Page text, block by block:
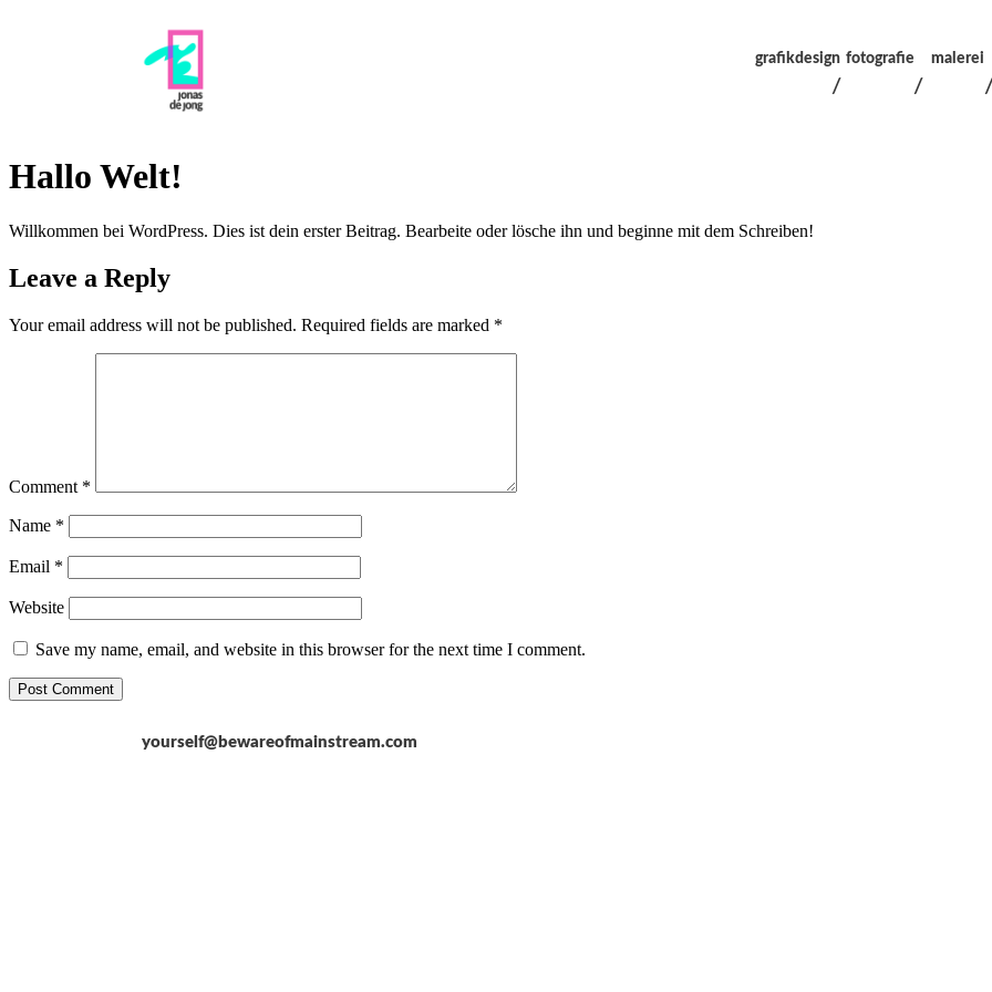
grafikdesign
/
fotografie
/
malerei
/
Hallo Welt!
Willkommen bei WordPress. Dies ist dein erster Beitrag. Bearbeite oder lösche ihn und beginne mit dem Schreiben!
Leave a Reply
Your email address will not be published. Required fields are marked *
Comment *
Name *
Email *
Website
Save my name, email, and website in this browser for the next time I comment.
yourself@bewareofmainstream.com